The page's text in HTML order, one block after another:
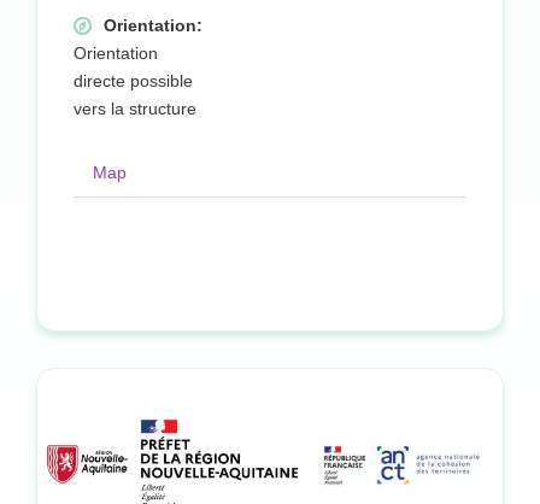
Orientation:
Orientation
directe possible
vers la structure
Map